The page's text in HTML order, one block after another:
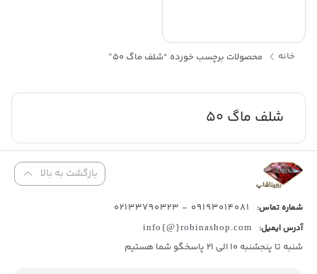
خانه محصولات برچسب خورده “شلف ماگ 50”
شلف ماگ 50
بازگشت به بالا
شماره تماس: 09193014081 - 02133790323
آدرس ایمیل: info{@}robinashop.com
شنبه تا پنجشنبه 10 الی 21 پاسخگو شما هستیم